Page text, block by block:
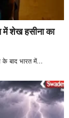
शेख हसीना का
बाद भारत में…